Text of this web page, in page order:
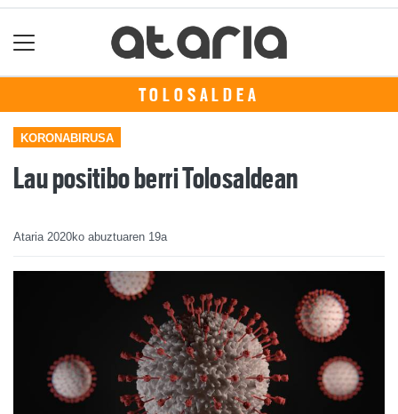
TOLOSALDEA
KORONABIRUSA
Lau positibo berri Tolosaldean
Ataria 2020ko abuztuaren 19a